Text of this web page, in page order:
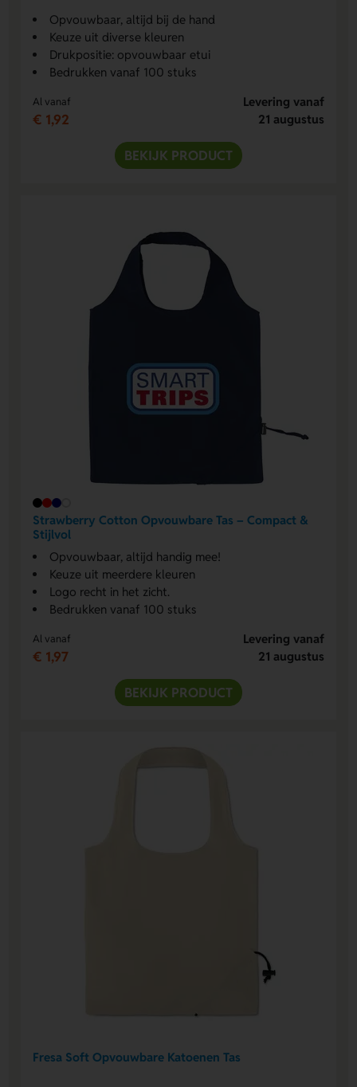
Opvouwbaar, altijd bij de hand
Keuze uit diverse kleuren
Drukpositie: opvouwbaar etui
Bedrukken vanaf 100 stuks
Al vanaf
€ 1,92
Levering vanaf
21 augustus
BEKIJK PRODUCT
Strawberry Cotton Opvouwbare Tas – Compact &
Stijlvol
Opvouwbaar, altijd handig mee!
Keuze uit meerdere kleuren
Logo recht in het zicht.
Bedrukken vanaf 100 stuks
Al vanaf
€ 1,97
Levering vanaf
21 augustus
BEKIJK PRODUCT
Fresa Soft Opvouwbare Katoenen Tas